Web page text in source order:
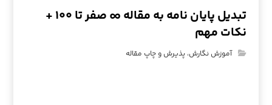
تبدیل پایان نامه به مقاله ∞ صفر تا ۱۰۰ +
نکات مهم
آموزش نگارش، پذیرش و چاپ مقاله